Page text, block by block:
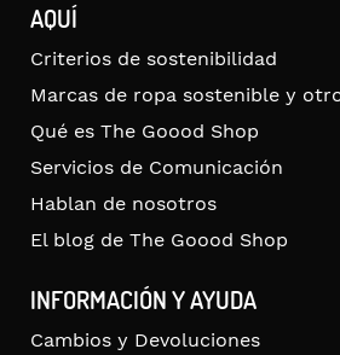
AQUÍ
Criterios de sostenibilidad
Marcas de ropa sostenible y
Qué es The Goood Shop
Servicios de Comunicación
Hablan de nosotros
El blog de The Goood Shop
INFORMACIÓN Y AYUDA
Cambios y Devoluciones